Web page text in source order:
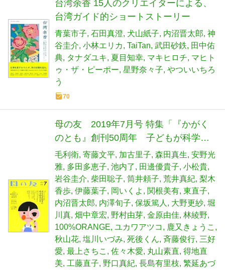
台湾余香 15人のクリエイターによる、
台湾ガイド的ショートストーリー
青葉市子 石田真澄 犬山紙子 内沼晋太郎 神
谷圭介 小林エリカ TaiTan 武田砂鉄
田中佑
典 タナダユキ 夏目知幸 マキヒロチ マヒト
ゥ・ザ・ピーポー 星野奈々子 やついいちろ
う
70
母の友 2019年7月号 特集「『かがく
のとも』創刊50周年 子どもが科学に
めざめるとき」
毛利衛 寄藤文平 加古里子 森田真生 安野光
雅 多田多恵子 池内了 田邊優貴子 小松貴
岩谷圭介 柴田聡子 筒井頼子 荒井真紀 梨木
香歩 伊藤葉子 岡いくよ 関根美有 東直子
内沼晋太郎 内澤旬子 保坂篤人 大野更紗 堀
川真 畑中章宏 野村由芽 金原由佳 林綾野
100%ORANGE ユカワアツコ
鹿又きょうこ
秋山花 塩川いづみ 死後くん 斉藤俊行 三好
愛 最上さちこ 佐々木愛 丸山素直 得地直
美 工藤直子 野口真紀 長島有里枝 繁延あづ